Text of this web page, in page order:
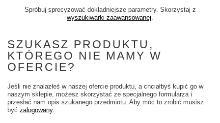
Spróbuj sprecyzować dokładniejsze parametry. Skorzystaj z
wyszukiwarki zaawansowanej.
SZUKASZ PRODUKTU,
KTÓREGO NIE MAMY W
OFERCIE?
Jeśli nie znalazłeś w naszej ofercie produktu, a chciałbyś kupić go w
naszym sklepie, możesz skorzystać ze specjalnego formularza i
przesłać nam opis szukanego przedmiotu. Aby móc to zrobić musisz
być zalogowany.